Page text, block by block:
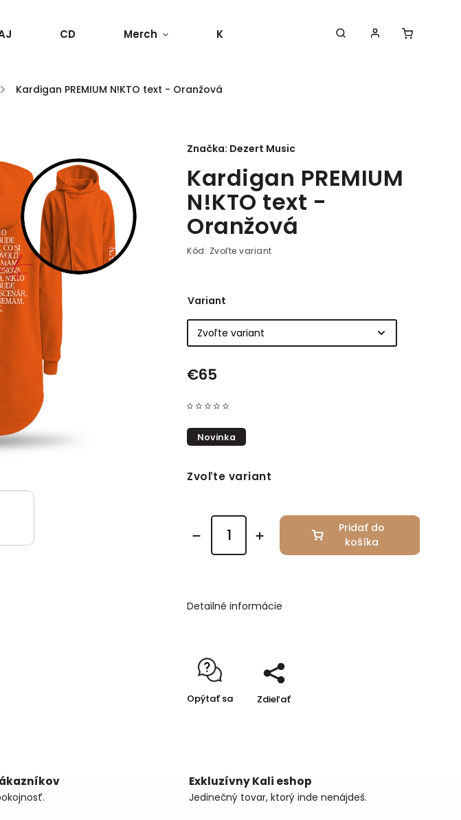
CD Merch Kontakty Moja objednávka
/ Kardigan PREMIUM N!KTO text - Oranžová
Kardigan PREMIUM
N!KTO text -
Oranžová
Kód: Zvoľte variant
€65
Novinka
Značka: Dezert Music
Zvoľte variant
Variant
Pridať do
košíka
Detailné informácie
Opýtať sa Zdieľať
Exkluzívny Kali eshop
Jedinečný tovar, ktorý inde nenájdeš.